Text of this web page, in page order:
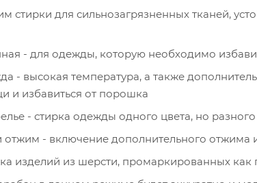
стирки для сильнозагрязненных тканей,
- для одежды, которую необходимо
- высокая температура, а также
и избавиться от порошка
- стирка одежды одного цвета, но разного
отжим - включение дополнительного отжима
изделий из шерсти, промаркированных